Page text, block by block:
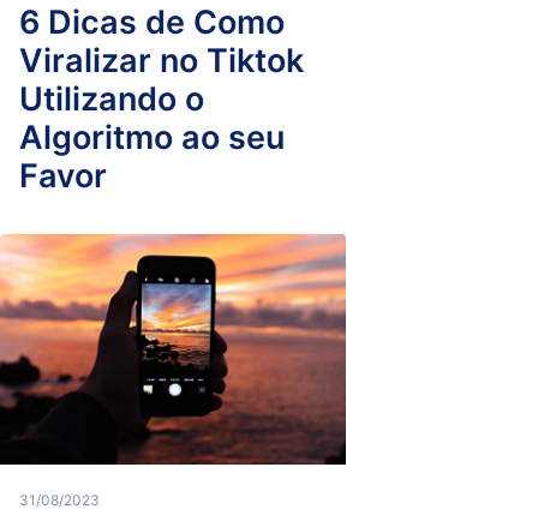
6 Dicas de Como
Viralizar no Tiktok
Utilizando o
Algoritmo ao seu
Favor
31/08/2023